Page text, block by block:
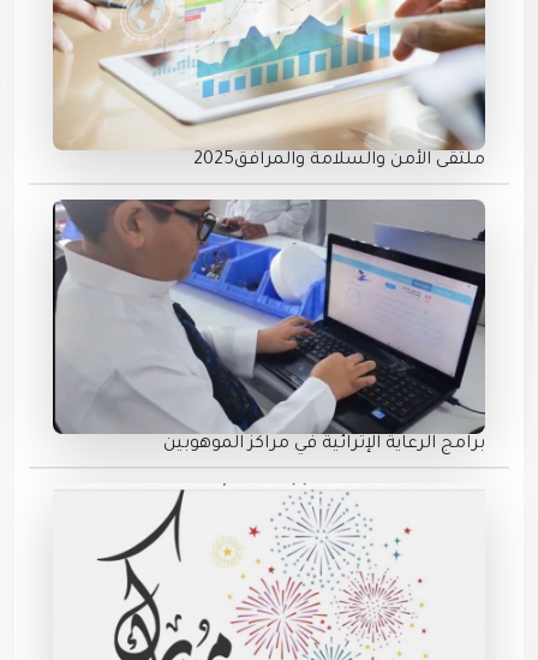
ملتقى الأمن والسلامة والمرافق2025
برامج الرعاية الإثرائية في مراكز الموهوبين